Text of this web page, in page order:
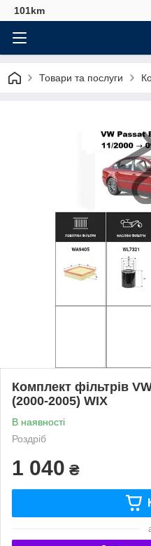
101km
Товари та послуги
Комплект фільтрів
(2000-2005) WIX
В наявності
Роздріб
1 040 ₴